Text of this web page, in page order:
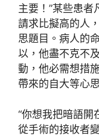
主要！”某些患者
請求比擬高的人
思題目。病人的
以，他盡不克不
動，他必需想措
帶來的自大等心
“你想我把暗語
從手術的接收者